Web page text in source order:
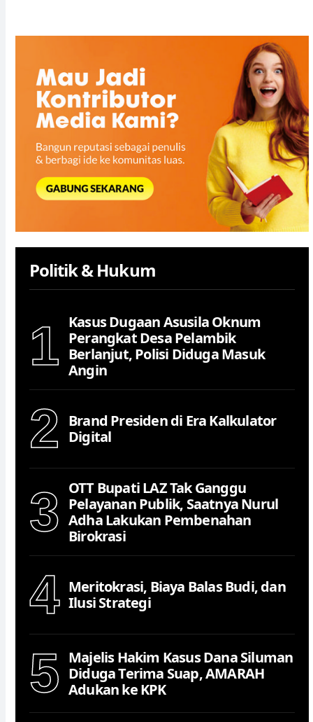
Politik & Hukum
1
Kasus Dugaan Asusila Oknum
Perangkat Desa Pelambik
Berlanjut, Polisi Diduga Masuk
Angin
2
Brand Presiden di Era Kalkulator
Digital
3
OTT Bupati LAZ Tak Ganggu
Pelayanan Publik, Saatnya Nurul
Adha Lakukan Pembenahan
Birokrasi
4
Meritokrasi, Biaya Balas Budi, dan
Ilusi Strategi
5
Majelis Hakim Kasus Dana Siluman
Diduga Terima Suap, AMARAH
Adukan ke KPK